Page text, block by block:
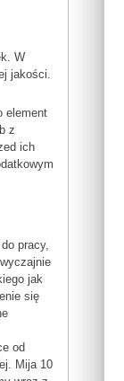
W
jakości.
element
z
ich
pracy,
jak
się
od
Mija 10